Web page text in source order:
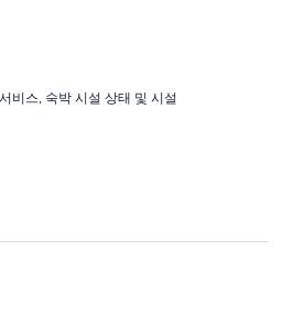
비스, 숙박 시설 상태 및 시설